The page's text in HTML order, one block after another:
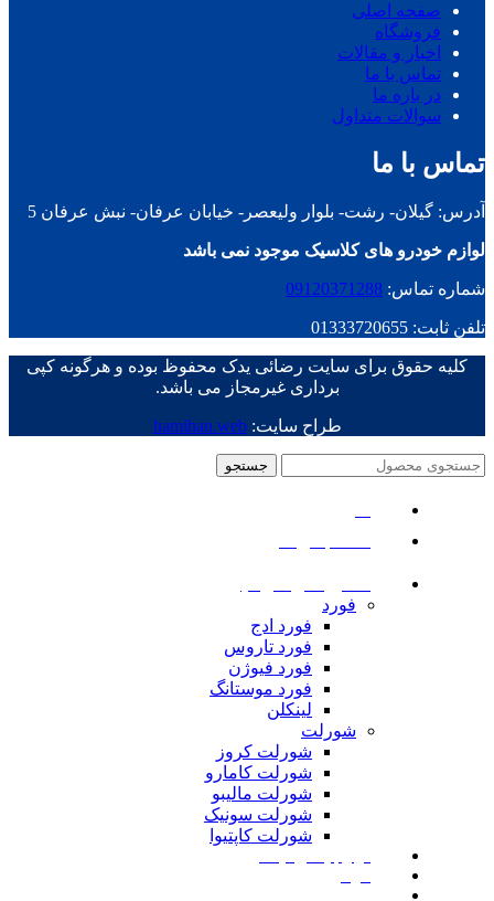
صفحه اصلی
فروشگاه
اخبار و مقالات
تماس با ما
در باره ما
سوالات متداول
تماس با ما
آدرس: گیلان- رشت- بلوار ولیعصر- خیابان عرفان- نبش عرفان 5
لوازم خودرو های کلاسیک موجود نمی باشد
شماره تماس: 09120371288
تلفن ثابت: 01333720655
کلیه حقوق برای سایت رضائی یدک محفوظ بوده و هرگونه کپی
برداری غیرمجاز می باشد.
طراح سایت:hamihan.web
جستجو
فورد
فورد ادج
فورد تاروس
فورد فیوژن
فورد موستانگ
لینکلن
شورلت
شورلت کروز
شورلت کامارو
شورلت مالیبو
شورلت سونیک
شورلت کاپتیوا